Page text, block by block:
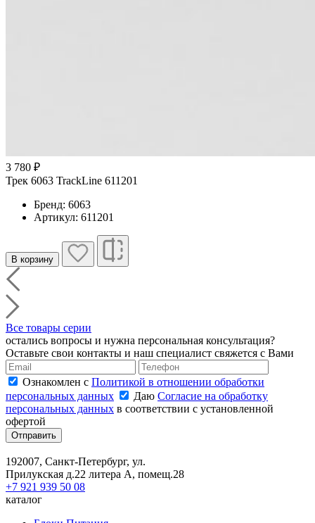
3 780 ₽
Трек 6063 TrackLine 611201
Бренд: 6063
Артикул: 611201
В корзину
Все товары серии
остались вопросы и нужна персональная консультация?
Оставьте свои контакты и наш специалист свяжется с Вами
Ознакомлен с Политикой в отношении обработки
персональных данных
Даю Согласие на обработку
персональных данных в соответствии с установленной
офертой
Отправить
192007, Санкт-Петербург, ул.
Прилукская д.22 литера А, помещ.28
+7 921 939 50 08
каталог